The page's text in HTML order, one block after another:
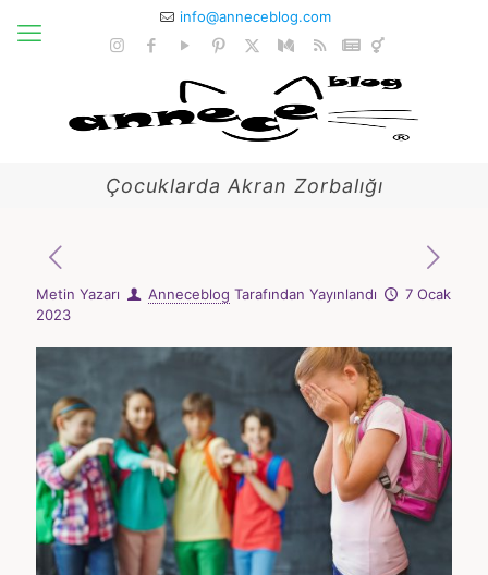
info@anneceblog.com
Çocuklarda Akran Zorbalığı
Metin Yazarı Anneceblog Tarafından Yayınlandı
7 Ocak
2023